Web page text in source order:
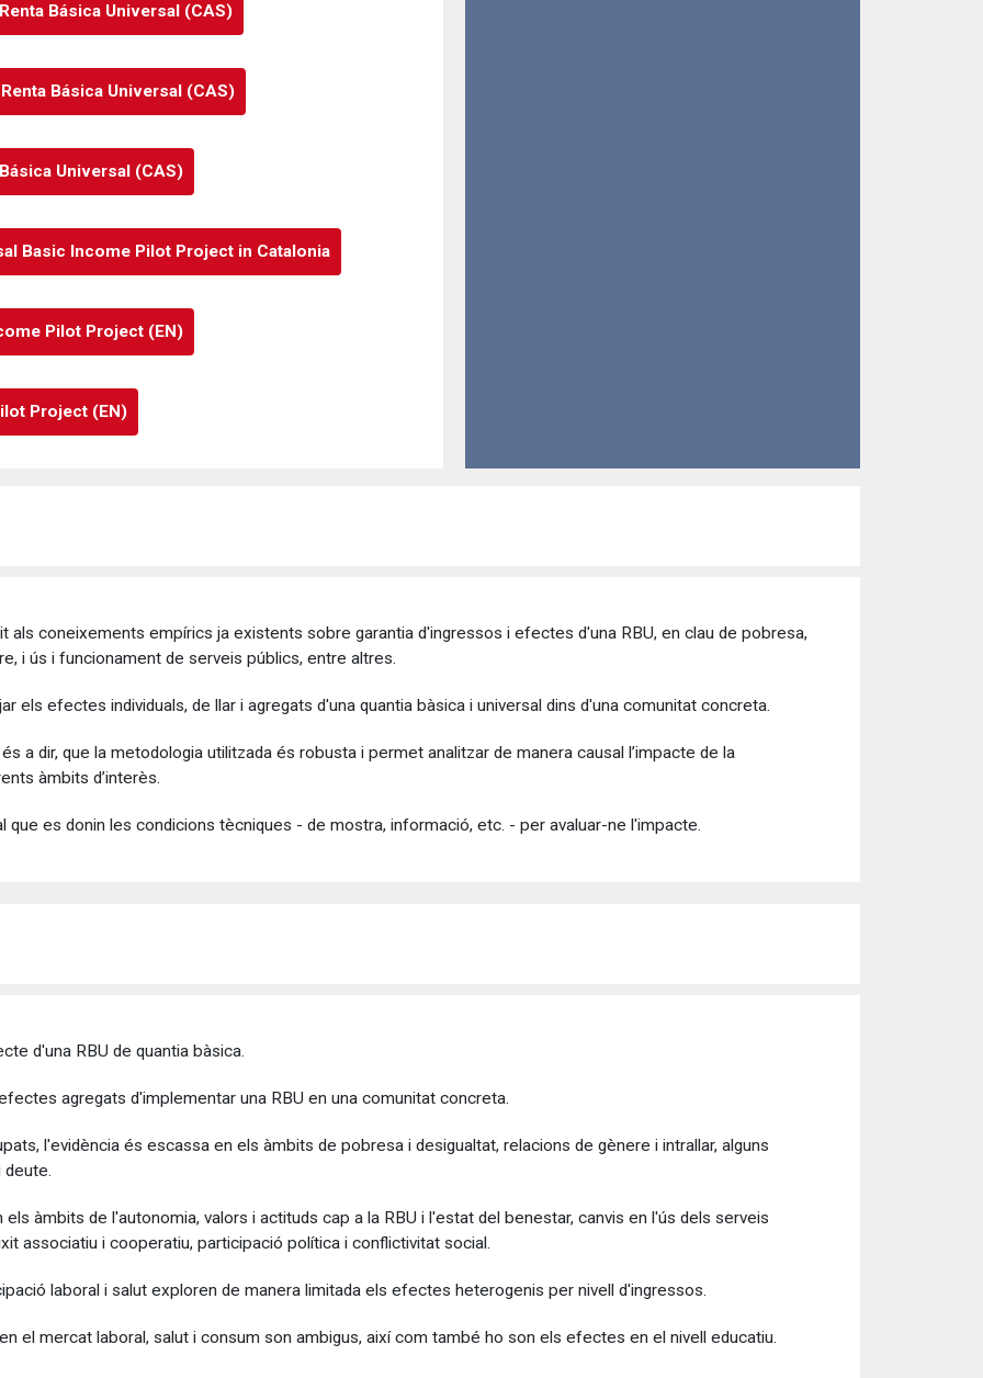
Básica Universal (CAS)
Básica Universal (CAS)
Universal (CAS)
Basic Income Pilot Project in Catalonia
Pilot Project (EN)
Project (EN)
als coneixements empírics ja existents sobre garantia d'ingressos i efectes d'una RBU, en clau de pobresa,
i ús i funcionament de serveis públics, entre altres.
els efectes individuals, de llar i agregats d'una quantia bàsica i universal dins d'una comunitat concreta.
a dir, que la metodologia utilitzada és robusta i permet analitzar de manera causal l’impacte de la
àmbits d’interès.
que es donin les condicions tècniques - de mostra, informació, etc. - per avaluar-ne l'impacte.
d'una RBU de quantia bàsica.
agregats d'implementar una RBU en una comunitat concreta.
l'evidència és escassa en els àmbits de pobresa i desigualtat, relacions de gènere i intrallar, alguns
deute.
àmbits de l'autonomia, valors i actituds cap a la RBU i l'estat del benestar, canvis en l'ús dels serveis
associatiu i cooperatiu, participació política i conflictivitat social.
laboral i salut exploren de manera limitada els efectes heterogenis per nivell d'ingressos.
el mercat laboral, salut i consum son ambigus, així com també ho son els efectes en el nivell educatiu.